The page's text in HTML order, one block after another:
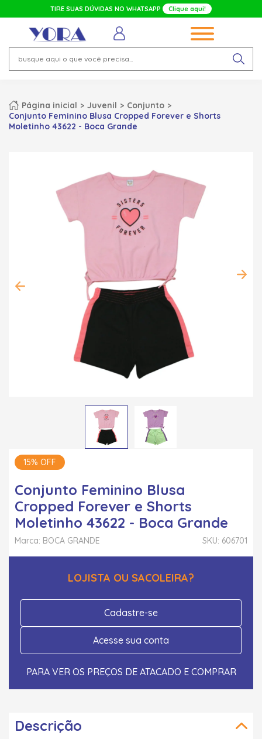
TIRE SUAS DÚVIDAS NO WHATSAPP Clique aqui!
Página inicial Juvenil
Conjunto
Conjunto Feminino Blusa Cropped Forever e Shorts
Moletinho 43622 - Boca Grande
15% OFF
Conjunto Feminino Blusa
Cropped Forever e Shorts
Moletinho 43622 - Boca Grande
SKU: 606701
Marca: BOCA GRANDE
LOJISTA OU SACOLEIRA?
Cadastre-se
Acesse sua conta
PARA VER OS PREÇOS DE ATACADO E COMPRAR
Descrição